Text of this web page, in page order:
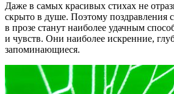
Даже в самых красивых стихах не
скрыто в душе. Поэтому поздравления
в прозе станут наиболее удачным
и чувств. Они наиболее искренние,
запоминающиеся.